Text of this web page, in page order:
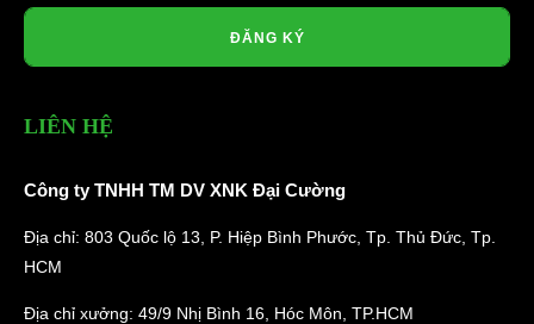
ĐĂNG KÝ
LIÊN HỆ
Công ty TNHH TM DV XNK Đại Cường
Địa chỉ: 803 Quốc lộ 13, P. Hiệp Bình Phước, Tp. Thủ Đức, Tp.
HCM
Địa chỉ xưởng: 49/9 Nhị Bình 16, Hóc Môn, TP.HCM